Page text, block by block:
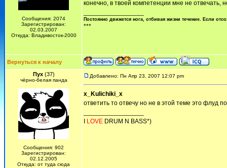
Сообщения: 2074
Зарегистрирован:
02.03.2007
Откуда: Владивосток-2000
конечно, в твоей компетенции мне не отвечать,
Постоянно движется нога, отбивая жизни течение. Если
***
Вернуться к началу
Пух(37)
чёрно-белая панда
Сообщения: 902
Зарегистрирован:
02.12.2005
Откуда: от туда сюда
Добавлено: Пн Апр 23, 2007 12:07 pm
x_Kulichiki_x
ответить то отвечу но не в этой теме это флуд
LOVE DRUM N BASS*)